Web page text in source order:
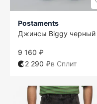
Postaments
Джинсы Biggy черный
9 160 ₽
2 290 ₽в Сплит